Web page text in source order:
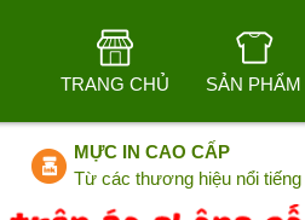
TRANG CHỦ SẢN PHẨM
MỰC IN CAO CẤP
Từ các thương hiệu nổi tiếng